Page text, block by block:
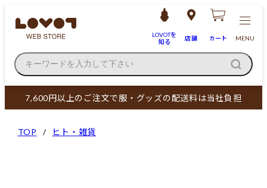
LOVOTを
知る
店舗 カート MENU
キーワードを入力して下さい
7,600円以上のご注文で服・グッズの配送料は当社負担
TOP ヒト・雑貨